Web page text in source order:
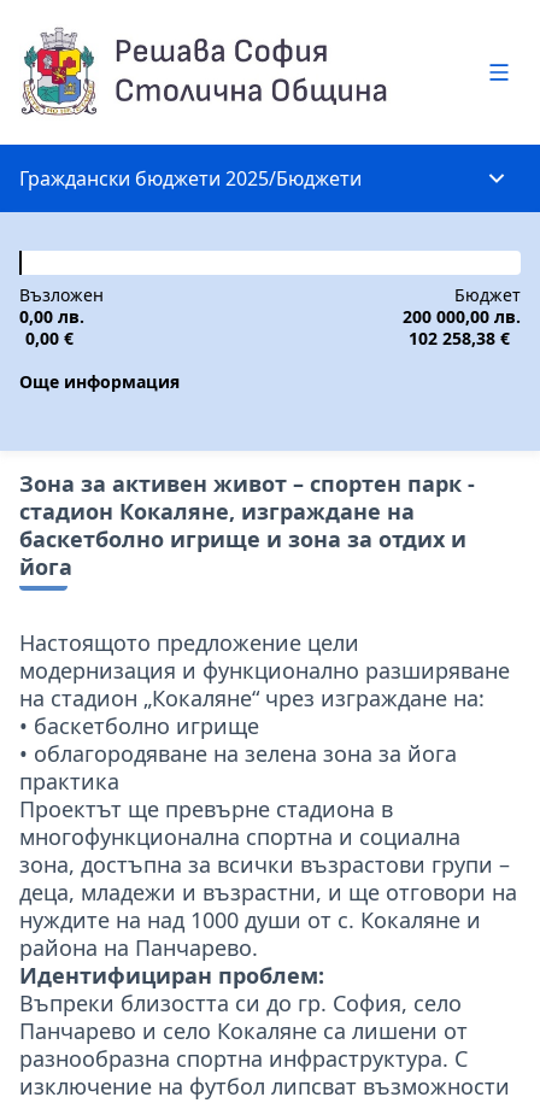
Граждански бюджети 2025/Бюджети
Възложен
0,00 лв.
0,00 €
Бюджет
200 000,00 лв.
102 258,38 €
Още информация
Зона за активен живот – спортен парк -
стадион Кокаляне, изграждане на
баскетболно игрище и зона за отдих и
йога
Настоящото предложение цели
модернизация и функционално разширяване
на стадион „Кокаляне“ чрез изграждане на:
• баскетболно игрище
• облагородяване на зелена зона за йога
практика
Проектът ще превърне стадиона в
многофункционална спортна и социална
зона, достъпна за всички възрастови групи –
деца, младежи и възрастни, и ще отговори на
нуждите на над 1000 души от с. Кокаляне и
района на Панчарево.
Идентифициран проблем:
Въпреки близостта си до гр. София, село
Панчарево и село Кокаляне са лишени от
разнообразна спортна инфраструктура. С
изключение на футбол липсват възможности